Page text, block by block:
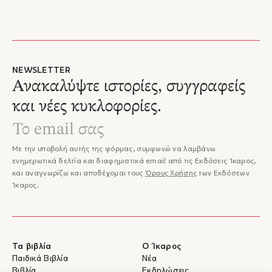
NEWSLETTER
Ανακαλύψτε ιστορίες, συγγραφείς
και νέες κυκλοφορίες.
Με την υποβολή αυτής της φόρμας, συμφωνώ να λαμβάνω
ενημερωτικά δελτία και διαφημιστικά email από τις Εκδόσεις Ίκαρος,
και αναγνωρίζω και αποδέχομαι τους Όρους Χρήσης των Εκδόσεων
Ίκαρος.
Τα βιβλία
Παιδικά Βιβλία
Ο Ίκαρος
Νέα